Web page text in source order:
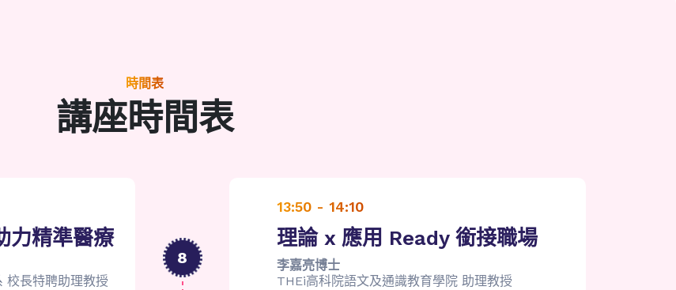
時間表
講座時間表
力精準醫療
校長特聘助理教授
8
13:50 - 14:10
理論 x 應用 Ready 銜接職場
李嘉亮博士
THEi高科院語文及通識教育學院 助理教授